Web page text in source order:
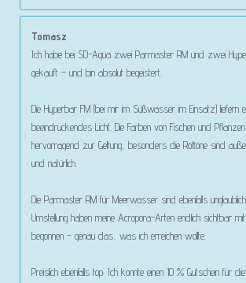
Tomasz
Ich habe bei SD-Aqua zwei Parmaster RM und zwei
gekauft – und bin absolut begeistert.
Die Hyperbar FM (bei mir im Süßwasser im Einsatz) liefern
beeindruckendes Licht. Die Farben von Fischen und
hervorragend zur Geltung, besonders die Rottöne sind
und natürlich.
Die Parmaster RM für Meerwasser sind ebenfalls
Umstellung haben meine Acropora-Arten endlich sichtbar
begonnen – genau das, was ich erreichen wollte.
Preislich ebenfalls top: Ich konnte einen 10 % Gutschein für